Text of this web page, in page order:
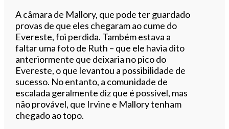
A câmara de Mallory, que pode ter guardado
provas de que eles chegaram ao cume do
Evereste, foi perdida. Também estava a
faltar uma foto de Ruth – que ele havia dito
anteriormente que deixaria no pico do
Evereste, o que levantou a possibilidade de
sucesso. No entanto, a comunidade de
escalada geralmente diz que é possível, mas
não provável, que Irvine e Mallory tenham
chegado ao topo.